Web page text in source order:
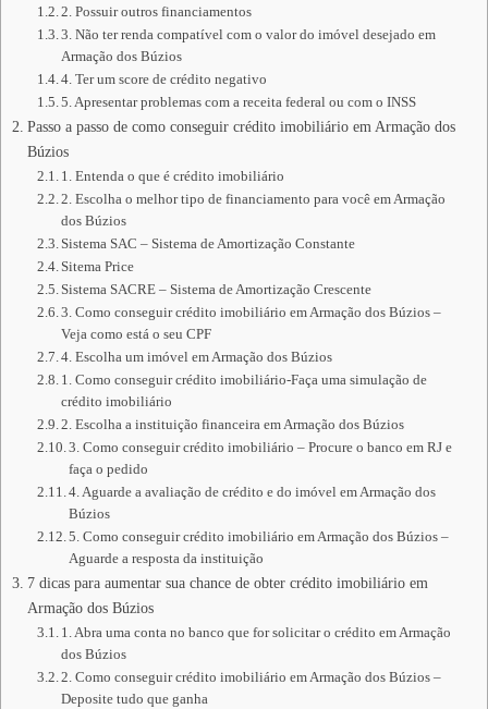
2. Possuir outros financiamentos
3. Não ter renda compatível com o valor do imóvel desejado em
Armação dos Búzios
4. Ter um score de crédito negativo
5. Apresentar problemas com a receita federal ou com o INSS
Passo a passo de como conseguir crédito imobiliário em Armação dos
Búzios
1. Entenda o que é crédito imobiliário
2. Escolha o melhor tipo de financiamento para você em Armação
dos Búzios
Sistema SAC – Sistema de Amortização Constante
Sitema Price
Sistema SACRE – Sistema de Amortização Crescente
3. Como conseguir crédito imobiliário em Armação dos Búzios –
Veja como está o seu CPF
4. Escolha um imóvel em Armação dos Búzios
1. Como conseguir crédito imobiliário-Faça uma simulação de
crédito imobiliário
2. Escolha a instituição financeira em Armação dos Búzios
3. Como conseguir crédito imobiliário – Procure o banco em RJ e
faça o pedido
4. Aguarde a avaliação de crédito e do imóvel em Armação dos
Búzios
5. Como conseguir crédito imobiliário em Armação dos Búzios –
Aguarde a resposta da instituição
7 dicas para aumentar sua chance de obter crédito imobiliário em
Armação dos Búzios
1. Abra uma conta no banco que for solicitar o crédito em Armação
dos Búzios
2. Como conseguir crédito imobiliário em Armação dos Búzios –
Deposite tudo que ganha